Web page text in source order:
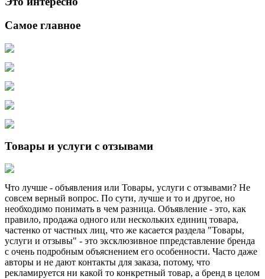
Самое главное
Товары и услуги с отзывами
Что лучше - объявления или Товары, услуги с отзывами? Не
совсем верный вопрос. По сути, лучше и то и другое, но
необходимо понимать в чем разница. Объявление - это, как
правило, продажа одного или нескольких единиц товара,
частенко от частных лиц, что же касается раздела "Товары,
услуги и отзывы" - это эксклюзивное ппредставление бренда
с очень подробным объяснением его особенности. Часто даже
авторы и не дают контакты для заказа, потому, что
рекламируется ни какой то конкретный товар, а бренд в целом